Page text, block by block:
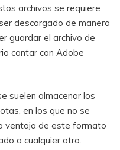
archivos se requiere
descargado de manera
guardar el archivo de
contar con Adobe
suelen almacenar los
en los que no se
ventaja de este formato
a cualquier otro.